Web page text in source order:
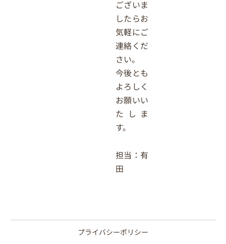
ございま
したらお
気軽にご
連絡くだ
さい。
今後とも
よろしく
お願いい
たしま
す。
担当：有
田
プライバシーポリシー